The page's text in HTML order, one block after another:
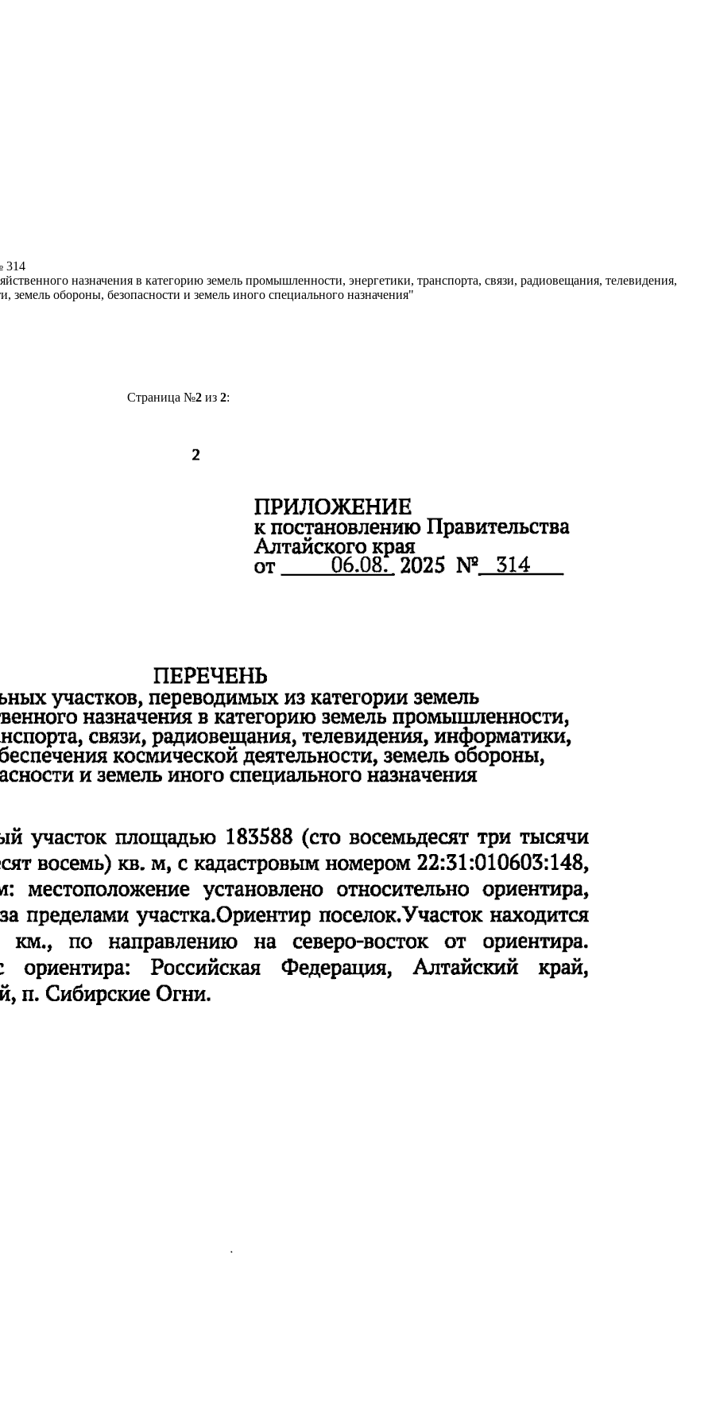
314
назначения в категорию земель промышленности, энергетики, транспорта, связи, радиовещания, телевидения,
земель обороны, безопасности и земель иного специального назначения"
Страница №2из 2: